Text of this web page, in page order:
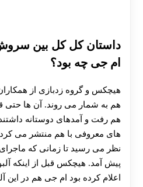
داستان کل کل بین
ام جی چه بود؟
هیچکس و گروه زدبازی از
هم به شمار می روند. آن ها حتی
هم رفت و آمدهای دوستانه
های معروفی با هم منتشر می
نظر می رسید تا زمانی که
پیش آمد. هیچکس قبل از اینکه
اعلام کرده بود ام جی هم در این